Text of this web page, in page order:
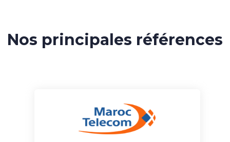
Nos principales références